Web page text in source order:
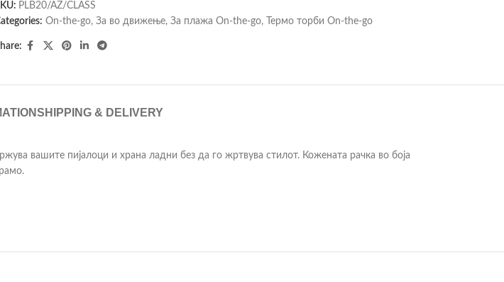
PLB20/AZ/CLASS
On-the-go, За во движење, За плажа On-the-go, Термо торби On-the-go
SHIPPING & DELIVERY
вашите пијалоци и храна ладни без да го жртвува стилот. Кожената рачка во боја